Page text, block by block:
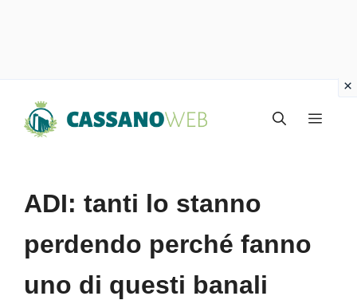
Menu
ADI: tanti lo stanno
perdendo perché fanno
uno di questi banali